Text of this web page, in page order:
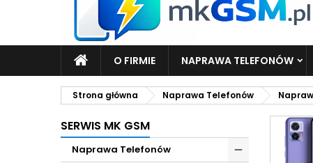
O FIRMIE NAPRAWA TELEFONÓW
Strona główna Naprawa Telefonów
SERWIS MK GSM
Naprawa Telefonów